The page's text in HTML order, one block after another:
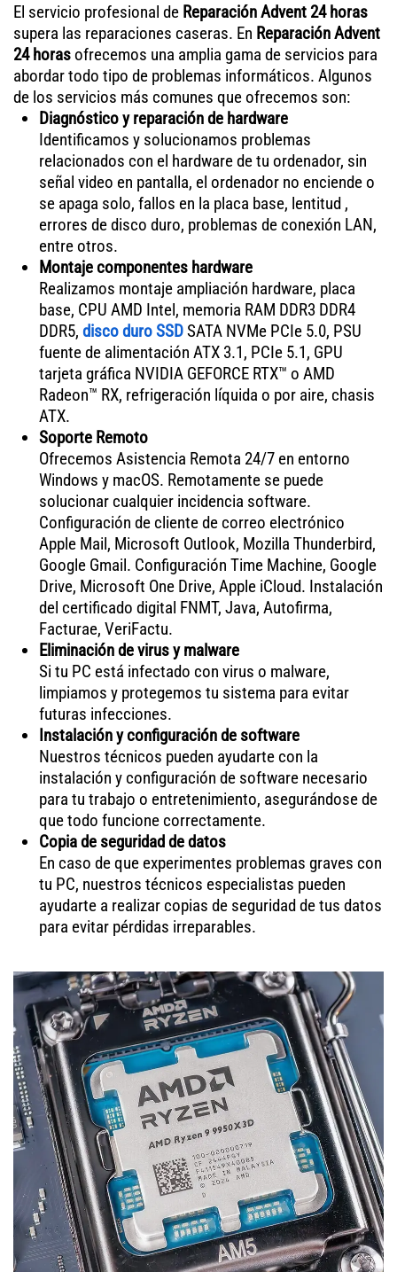
El servicio profesional de Reparación Advent 24 horas
supera las reparaciones caseras. En Reparación Advent
24 horasofrecemos una amplia gama de servicios para
abordar todo tipo de problemas informáticos. Algunos
de los servicios más comunes que ofrecemos son:
Diagnóstico y reparación de hardware
Identificamos y solucionamos problemas
relacionados con el hardware de tu ordenador, sin
señal video en pantalla, el ordenador no enciende o
se apaga solo, fallos en la placa base, lentitud ,
errores de disco duro, problemas de conexión LAN,
entre otros.
Montaje componentes hardware
Realizamos montaje ampliación hardware, placa
base, CPU AMD Intel, memoria RAM DDR3 DDR4
DDR5, disco duro SSDSATA NVMe PCIe 5.0, PSU
fuente de alimentación ATX 3.1, PCIe 5.1, GPU
tarjeta gráfica NVIDIA GEFORCE RTX™ o AMD
Radeon™ RX, refrigeración líquida o por aire, chasis
ATX.
Soporte Remoto
Ofrecemos Asistencia Remota 24/7 en entorno
Windows y macOS. Remotamente se puede
solucionar cualquier incidencia software.
Configuración de cliente de correo electrónico
Apple Mail, Microsoft Outlook, Mozilla Thunderbird,
Google Gmail. Configuración Time Machine, Google
Drive, Microsoft One Drive, Apple iCloud. Instalación
del certificado digital FNMT, Java, Autofirma,
Facturae, VeriFactu.
Eliminación de virus y malware
Si tu PC está infectado con virus o malware,
limpiamos y protegemos tu sistema para evitar
futuras infecciones.
Instalación y configuración de software
Nuestros técnicos pueden ayudarte con la
instalación y configuración de software necesario
para tu trabajo o entretenimiento, asegurándose de
que todo funcione correctamente.
Copia de seguridad de datos
En caso de que experimentes problemas graves con
tu PC, nuestros técnicos especialistas pueden
ayudarte a realizar copias de seguridad de tus datos
para evitar pérdidas irreparables.